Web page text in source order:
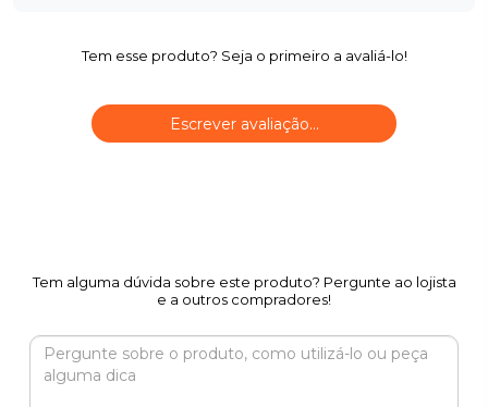
Tem esse produto? Seja o primeiro a avaliá-lo!
Escrever avaliação...
Tem alguma dúvida sobre este produto? Pergunte ao lojista
e a outros compradores!